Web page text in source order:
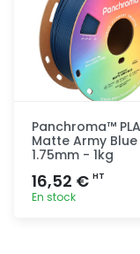
Panchroma™ PLA
Matte Army
1.75mm - 1kg
16,52 € HT
En stock